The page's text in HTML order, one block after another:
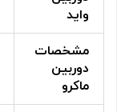
واید
مشخصات
دوربین
ماکرو